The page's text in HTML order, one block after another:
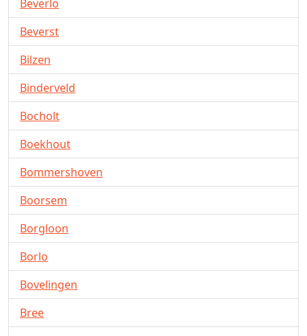
Beverlo
Beverst
Bilzen
Binderveld
Bocholt
Boekhout
Bommershoven
Boorsem
Borgloon
Borlo
Bovelingen
Bree